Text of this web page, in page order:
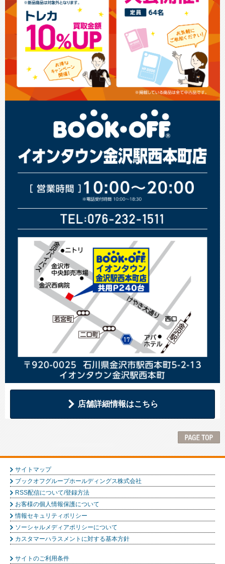
店舗詳細情報はこちら
サイトマップ
ブックオフグループホールディングス株式会社
RSS配信について/登録方法
お客様の個人情報保護について
情報セキュリティポリシー
ソーシャルメディアポリシーについて
カスタマーハラスメントに対する基本方針
サイトのご利用条件